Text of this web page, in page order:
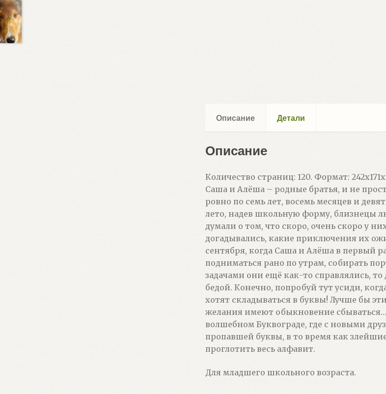
Описание Детали
Описание
Количество страниц: 120. Формат:
Саша и Алёша – родные братья, и не
ровно по семь лет, восемь месяцев и
лето, надев школьную форму, близнецы
думали о том, что скоро, очень скоро у
догадывались, какие приключения их
сентября, когда Саша и Алёша в первый
подниматься рано по утрам, собирать
задачами они ещё как-то справлялись,
бедой. Конечно, попробуй тут усиди,
хотят складываться в буквы! Лучше бы
желания имеют обыкновение
волшебном Буквограде, где с новыми
пропавшей буквы, в то время как
проглотить весь алфавит.
Для младшего школьного возраста.